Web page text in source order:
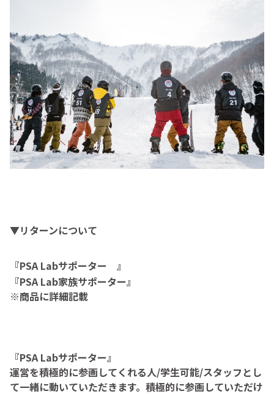
▼リターンについて
『PSA Labサポーター 』
『PSA Lab家族サポーター』
※商品に詳細記載
『PSA Labサポーター』
運営を積極的に参画してくれる人/学生可能/スタッフとし
て一緒に動いていただきます。積極的に参画していただけ